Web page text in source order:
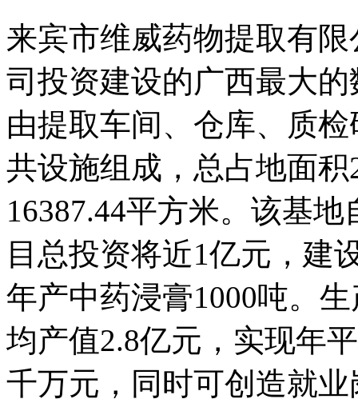
来宾市维威药物提取有
司投资建设的广西最大
由提取车间、仓库、质
共设施组成，总占地面
16387.44平方米。该基
目总投资将近1亿元，建
年产中药浸膏1000吨。
均产值2.8亿元，实现年
千万元，同时可创造就